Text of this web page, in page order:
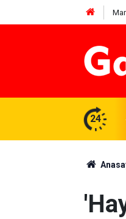
24
karşı denetimler artırıldı